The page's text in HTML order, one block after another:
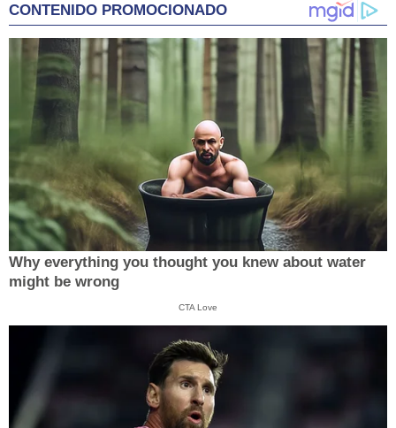
CONTENIDO PROMOCIONADO
Why everything you thought you knew about water
might be wrong
CTA Love